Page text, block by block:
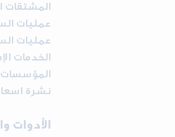
المشتقات
عمليات
عمليات
الخدمات
المؤسسات
نشرة
الأدوات